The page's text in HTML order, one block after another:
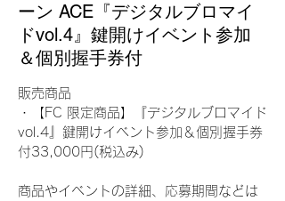
ーン ACE『デジタルブロマイ
ドvol.4』鍵開けイベント参加
＆個別握手券付
販売商品
・【FC 限定商品】『デジタルブロマイド
vol.4』鍵開けイベント参加＆個別握手券
付33,000円(税込み)
商品やイベントの詳細、応募期間などは